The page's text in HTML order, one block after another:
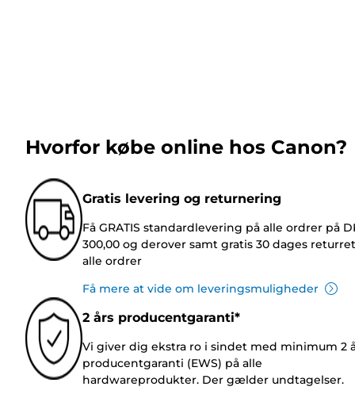
Hvorfor købe online hos Canon?
Gratis levering og returnering
Få GRATIS standardlevering på alle ordrer på
300,00 og derover samt gratis 30 dages
alle ordrer
Få mere at vide om leveringsmuligheder
2 års producentgaranti*
Vi giver dig ekstra ro i sindet med minimum 2
producentgaranti (EWS) på alle
hardwareprodukter. Der gælder undtagelser.